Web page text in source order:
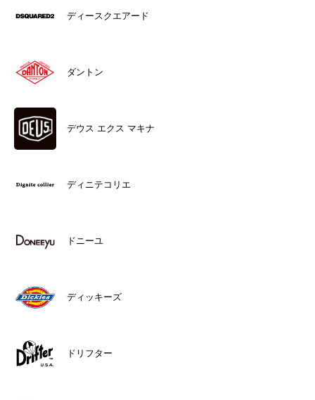
ディースクエアード
ダントン
デウス エクス マキナ
ディニテコリエ
ドニーユ
ディッキーズ
ドリフター